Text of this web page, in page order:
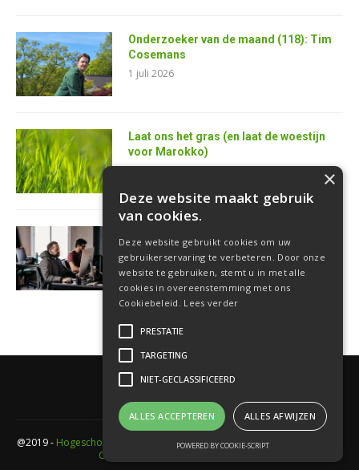
Onderzoeker van de maand (118): Tim
Cosemans
1 juli 2026
Laat ons het gras (en laat de woestijn
voor Marokko)
25 juni 2026
softwareontwikkelaar
18 juni 2026
@2019 - Hogeschool PXL
- Elfde-liniestraat 24 Gebouw A , 3500 Hasselt -
Cookieverklaring
×
Deze website maakt gebruik
van cookies.
Deze website gebruikt cookies om uw
gebruikerservaring te verbeteren. Door onze
website te gebruiken, stemt u in met alle
cookies in overeenstemming met ons
Cookiebeleid. Lees verder
PRESTATIE
TARGETING
NIET-GECLASSIFICEERD
ALLES ACCEPTEREN ALLES AFWIJZEN
POWERED BY COOKIE-SCRIPT